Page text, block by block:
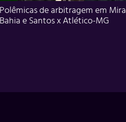
Polêmicas de arbitragem em
Bahia e Santos x Atlético-MG